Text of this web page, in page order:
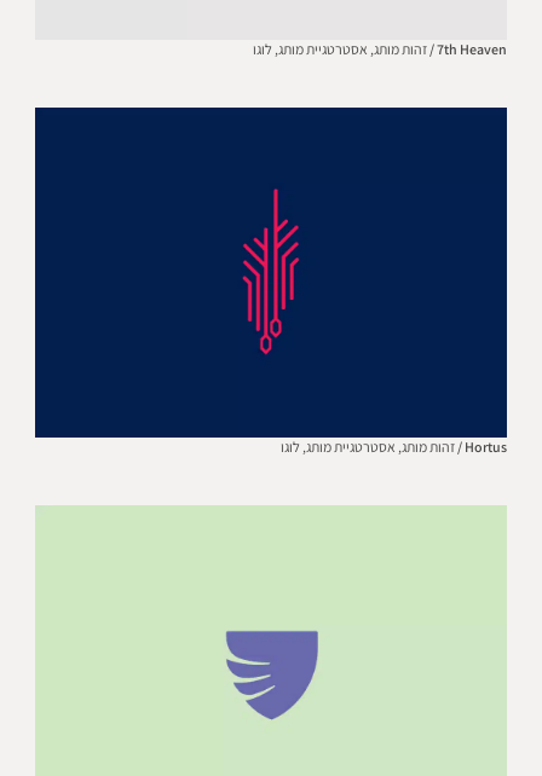
7th Heaven / זהות מותג, אסטרטגיית מותג, לוגו
Hortus / זהות מותג, אסטרטגיית מותג, לוגו